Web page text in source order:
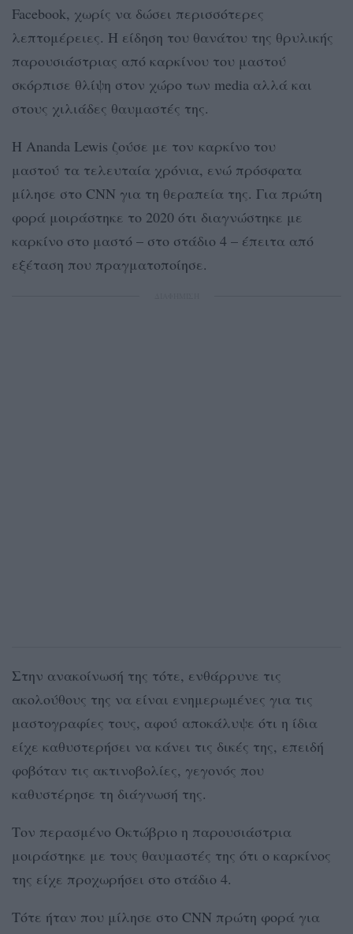
Facebook, χωρίς να δώσει περισσότερες
λεπτομέρειες. Η είδηση του θανάτου της θρυλικής
παρουσιάστριας από καρκίνου του μαστού
σκόρπισε θλίψη στον χώρο των media αλλά και
στους χιλιάδες θαυμαστές της.
Η Ananda Lewis ζούσε με τον καρκίνο του
μαστού τα τελευταία χρόνια, ενώ πρόσφατα
μίλησε στο CNN για τη θεραπεία της. Για πρώτη
φορά μοιράστηκε το 2020 ότι διαγνώστηκε με
καρκίνο στο μαστό – στο στάδιο 4 – έπειτα από
εξέταση που πραγματοποίησε.
Στην ανακοίνωσή της τότε, ενθάρρυνε τις
ακολούθους της να είναι ενημερωμένες για τις
μαστογραφίες τους, αφού αποκάλυψε ότι η ίδια
είχε καθυστερήσει να κάνει τις δικές της, επειδή
φοβόταν τις ακτινοβολίες, γεγονός που
καθυστέρησε τη διάγνωσή της.
Τον περασμένο Οκτώβριο η παρουσιάστρια
μοιράστηκε με τους θαυμαστές της ότι ο καρκίνος
της είχε προχωρήσει στο στάδιο 4.
Τότε ήταν που μίλησε στο CNN πρώτη φορά για